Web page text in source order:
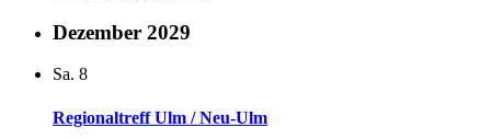
Dezember 2029
Sa. 8
Regionaltreff Ulm / Neu-Ulm